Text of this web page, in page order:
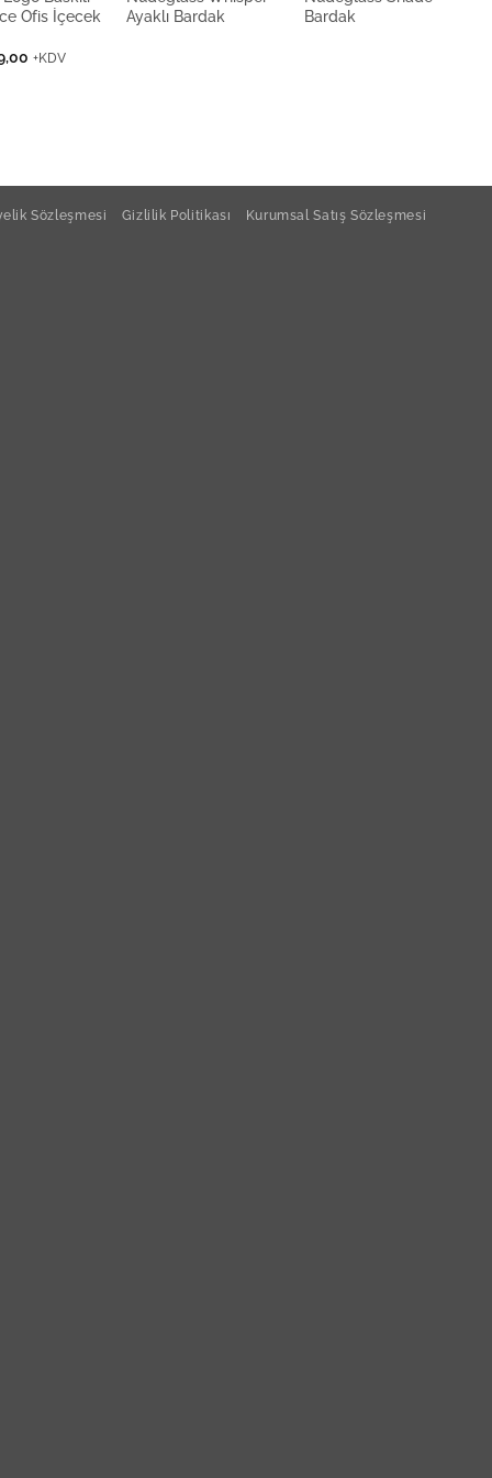
Ofis İçecek
+KDV
Ayaklı Bardak
Bardak
Sözleşmesi Gizlilik Politikası Kurumsal Satış Sözleşmesi